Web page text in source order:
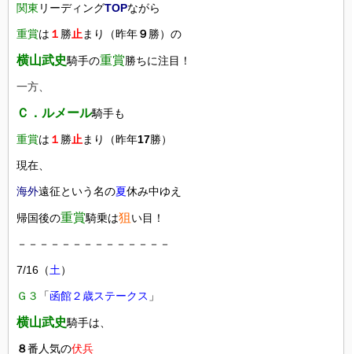
関東 リーディングTOPながら
重賞は １ 勝止 まり（昨年９ 勝）の
横山武史騎手の重賞勝ちに注目！
一方、
Ｃ．ルメール騎手も
重賞は １ 勝止 まり（昨年17勝）
現在、
海外遠征という名の夏休み中ゆえ
帰国後の重賞騎乗は狙い目！
－－－－－－－－－－－－－－
7/16（土）
Ｇ３ 「函館２歳ステークス 」
横山武史騎手は、
８番人気の伏兵